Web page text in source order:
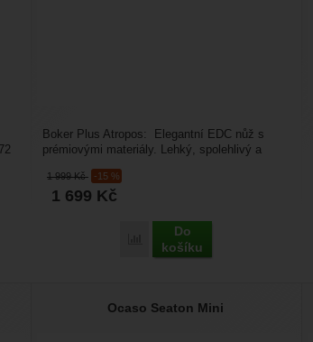
1 999Kč -15 %
1 699 Kč
Porovnat
Do
košíku
Boker Plus Atropos: Elegantní EDC nůž s
prémiovými materiály. Lehký, spolehlivý a
Ocaso Seaton Mini